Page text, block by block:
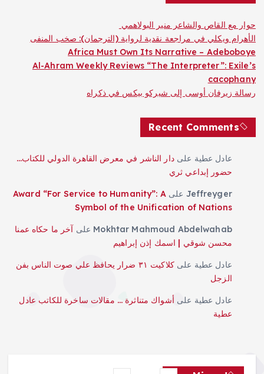
حوار مع القاص والشاعر منير البولاهمي
الأهرام ويكلي في مراجعة نقدية لرواية (الترجمان): صخب المنفى
Africa Must Own Its Narrative – Adeboboye
Al-Ahram Weekly Reviews “The Interpreter”: Exile’s
cacophany
رسالة زيرفان أوسى إلى شيركو بيكس في ذكراه
Recent Comments
عادل عطية علىدار الناشر في معرض القاهرة الدولي للكتاب…
حضور إبداعي ثري
Jeffreyger علىAward “For Service to Humanity”: A
Symbol of the Unification of Nations
Mokhtar Mahmoud Abdelwahab على آخر ما حكاه عمنا
محسن شوقي | اسمك إذن إبراهيم
عادل عطية على
كلاكيت ٣١ ضرار يحافظ علي صوت الناس بفن
الزجل
عادل عطية على أشواك متناثرة … مقالات ساخرة للكاتب عادل
عطية